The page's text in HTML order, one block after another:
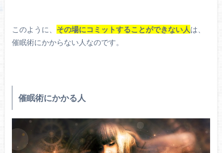
このように、 その場にコミットすることができない人は、
催眠術にかからない人なのです。
催眠術にかかる人